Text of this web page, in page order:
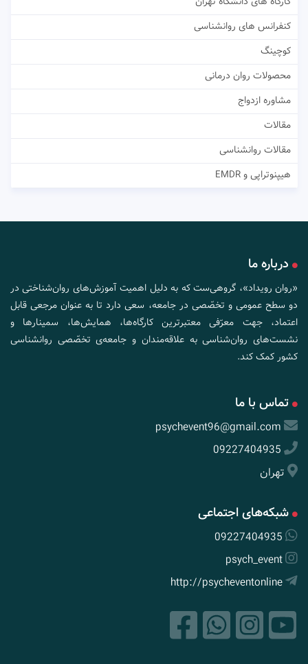
کنفرانس های روانشناسی
کوچینگ
محصولات روان درمانی
مشاوره ازدواج
مقالات
مقالات روانشناسی
هیپنوتراپی و EMDR
درباره ما
«روان رویداد»، گروهی‌ست که به دلیل اهمیت آموزش‌های روان‌شناختی در
دو سطح عمومی و تخصّصی در جامعه، سعی دارد تا به عنوان مرجعی قابل
اعتماد، جهت معرّفی معتبرترین کارگاه‌ها، همایش‌ها، سمینارها و
نشست‌های روان‌شناسی به علاقه‌مندان و جامعه‌ی تخصّصی روانشناسی
کشور کمک کند.
تماس با ما
psychevent96@gmail.com
09227404935
تهران
شبکه‌های اجتماعی
09227404935
psych_event
http://psycheventonline